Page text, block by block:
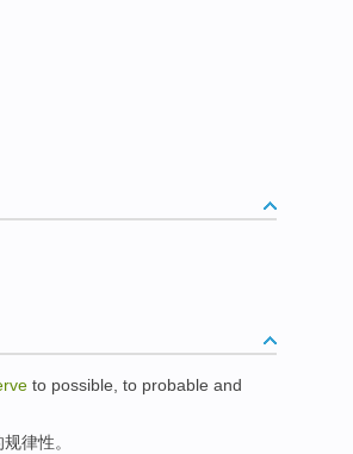
to possible, to probable and
律性。